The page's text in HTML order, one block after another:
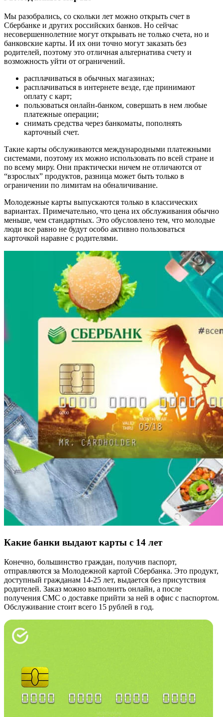
Мы разобрались, со скольки лет можно открыть счет в
Сбербанке и других российских банков. Но сейчас
несовершеннолетние могут открывать не только счета, но и
банковские карты. И их они точно могут заказать без
родителей, поэтому это отличная альтернатива счету и
возможность уйти от ограничений.
расплачиваться в обычных магазинах;
расплачиваться в интернете везде, где принимают
оплату с карт;
пользоваться онлайн-банком, совершать в нем любые
платежные операции;
снимать средства через банкоматы, пополнять
карточный счет.
Такие карты обслуживаются международными платежными
системами, поэтому их можно использовать по всей стране и
по всему миру. Они практически ничем не отличаются от
“взрослых” продуктов, разница может быть только в
ограничении по лимитам на обналичивание.
Молодежные карты выпускаются только в классических
вариантах. Примечательно, что цена их обслуживания обычно
меньше, чем стандартных. Это обусловлено тем, что молодые
люди все равно не будут особо активно пользоваться
карточкой наравне с родителями.
Какие банки выдают карты с 14 лет
Конечно, большинство граждан, получив паспорт,
отправляются за Молодежной картой Сбербанка. Это продукт,
доступный гражданам 14-25 лет, выдается без присутствия
родителей. Заказ можно выполнить онлайн, а после
получения СМС о доставке прийти за ней в офис с паспортом.
Обслуживание стоит всего 15 рублей в год.